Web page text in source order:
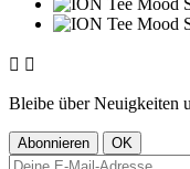
 
Bleibe über Neuigkeiten